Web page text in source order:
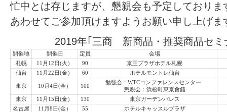
忙中とは存じますが、懇親会も予定しており
あわせてご参加頂けますようお願い申し上げま
2019年｢三商 新商品・推奨商品セミ
開催地 開催日 定員
会場
札幌
11月12日(火） 90
京王プラザホテル札幌
仙台
11月22日(金） 60 ホテルモントレ仙台
東京 10月4日(金） 100
勉強会：WTCコンファレンスセンター
懇親会：浜松町東京會舘
東京
11月15日(金） 130
東京ガーデンパレス
名古屋
11月8日(金） 55
ホテルキャッスルプラザ